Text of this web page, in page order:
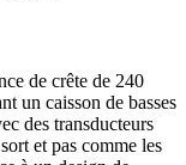
de crête de 240
un caisson de basses
des transducteurs
et pas comme les